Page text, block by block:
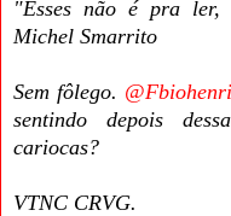
"Esses não é pra ler,
Michel Smarrito
sentindo depois
cariocas?
VTNC CRVG.